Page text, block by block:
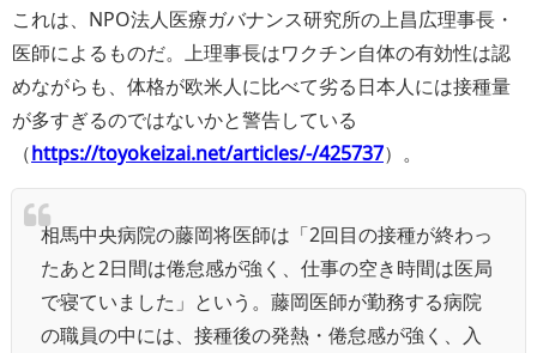
これは、NPO法人医療ガバナンス研究所の上昌広理事長・
医師によるものだ。上理事長はワクチン自体の有効性は認
めながらも、体格が欧米人に比べて劣る日本人には接種量
が多すぎるのではないかと警告している
（https://toyokeizai.net/articles/-/425737）。
相馬中央病院の藤岡将医師は「2回目の接種が終わっ
たあと2日間は倦怠感が強く、仕事の空き時間は医局
で寝ていました」という。藤岡医師が勤務する病院
の職員の中には、接種後の発熱・倦怠感が強く、入